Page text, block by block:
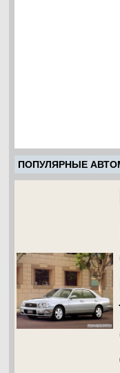
ПОПУЛЯРНЫЕ